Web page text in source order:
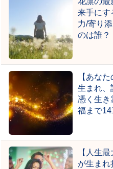
来手にす
力/寄り
のは誰？
【あな
生まれ、
憑く生き
福まで14
【人生
が生まれ